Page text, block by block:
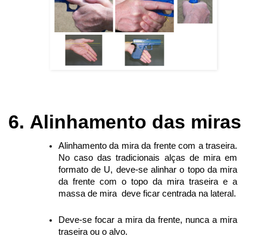
Alinhamento das miras
Alinhamento da mira da frente com a traseira.
No caso das tradicionais alças de mira em
formato de U, deve-se alinhar o topo da mira
da frente com o topo da mira traseira e a
massa de mira deve ficar centrada na lateral.
Deve-se focar a mira da frente, nunca a mira
traseira ou o alvo.